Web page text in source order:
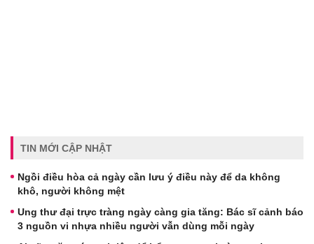
TIN MỚI CẬP NHẬT
Ngồi điều hòa cả ngày cần lưu ý điều này để da không
khô, người không mệt
Ung thư đại trực tràng ngày càng gia tăng: Bác sĩ cảnh báo
3 nguồn vi nhựa nhiều người vẫn dùng mỗi ngày